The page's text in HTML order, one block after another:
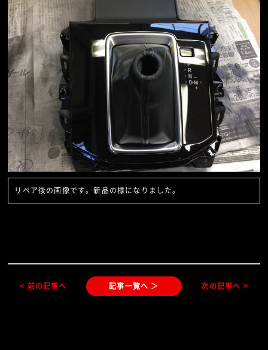
リペア後の画像です。新品の様になりました。
< 前の記事へ 記事一覧へ ＞ 次の記事へ >